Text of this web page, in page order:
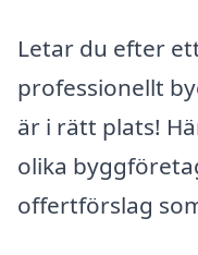
Letar du efter
professionellt
är i rätt plats!
olika
offertförslag